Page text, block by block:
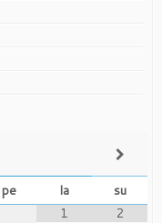
pe la
su
1
2